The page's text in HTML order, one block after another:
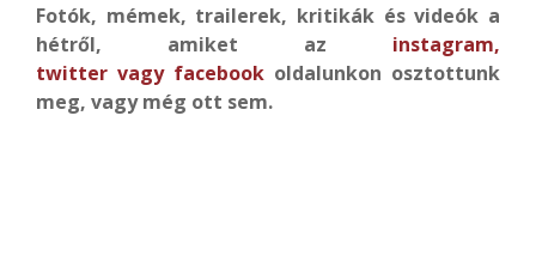
Fotók, mémek, trailerek, kritikák és videók a
hétről, amiket az instagram,
twitter vagy facebook oldalunkon osztottunk
meg, vagy még ott sem.